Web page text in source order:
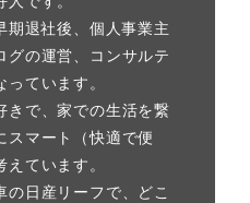
期退社後、個人事業主
グの運営、コンサルテ
ています。
きで、家での生活を繋
スマート（快適で便
ています。
の日産リーフで、どこ